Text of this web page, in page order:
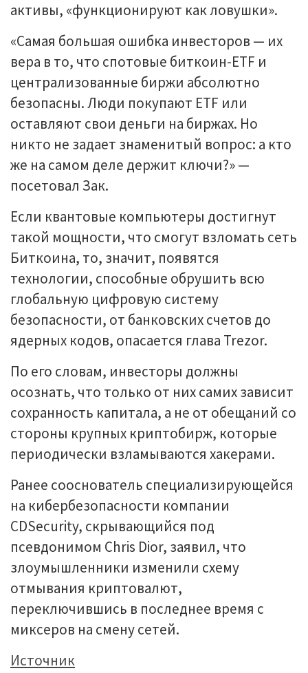
активы, «функционируют как ловушки».
«Самая большая ошибка инвесторов — их
вера в то, что спотовые биткоин-ETF и
централизованные биржи абсолютно
безопасны. Люди покупают ETF или
оставляют свои деньги на биржах. Но
никто не задает знаменитый вопрос: а кто
же на самом деле держит ключи?» —
посетовал Зак.
Если квантовые компьютеры достигнут
такой мощности, что смогут взломать сеть
Биткоина, то, значит, появятся
технологии, способные обрушить всю
глобальную цифровую систему
безопасности, от банковских счетов до
ядерных кодов, опасается глава Trezor.
По его словам, инвесторы должны
осознать, что только от них самих зависит
сохранность капитала, а не от обещаний со
стороны крупных криптобирж, которые
периодически взламываются хакерами.
Ранее сооснователь специализирующейся
на кибербезопасности компании
CDSecurity, скрывающийся под
псевдонимом Chris Dior, заявил, что
злоумышленники изменили схему
отмывания криптовалют,
переключившись в последнее время с
миксеров на смену сетей.
Источник